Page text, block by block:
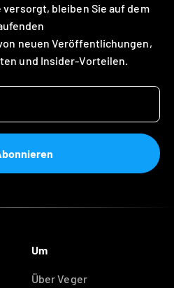
bleiben Sie auf dem
neuen Veröffentlichungen,
und Insider-Vorteilen.
Um
Über Veger